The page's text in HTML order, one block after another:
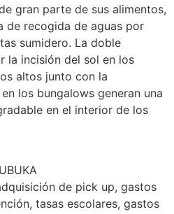
gran parte de sus alimentos,
de recogida de aguas por
sumidero. La doble
la incisión del sol en los
altos junto con la
los bungalows generan una
en el interior de los
de pick up, gastos
tasas escolares, gastos